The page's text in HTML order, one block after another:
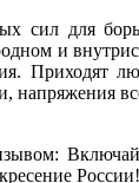
сил для
и
Приходят
напряжения
России!